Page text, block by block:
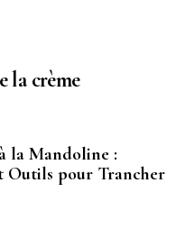
la crème
la Mandoline :
Outils pour Trancher